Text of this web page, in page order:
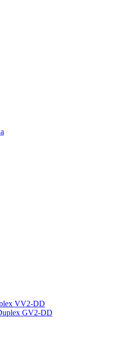
VV2-DD
GV2-DD